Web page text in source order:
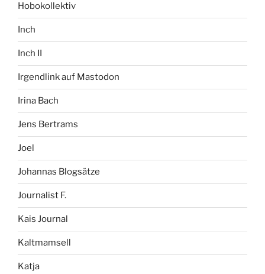
Hobokollektiv
Inch
Inch II
Irgendlink auf Mastodon
Irina Bach
Jens Bertrams
Joel
Johannas Blogsätze
Journalist F.
Kais Journal
Kaltmamsell
Katja